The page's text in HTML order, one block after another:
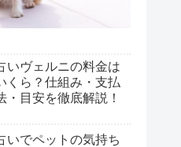
いヴェルニの料金は
くら？仕組み・支払
・目安を徹底解説！
いでペットの気持ち